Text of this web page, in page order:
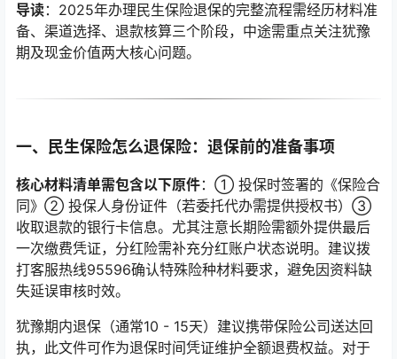
导读：2025年办理民生保险退保的完整流程需经历材料准
备、渠道选择、退款核算三个阶段，中途需重点关注犹豫
期及现金价值两大核心问题。
一、民生保险怎么退保险：退保前的准备事项
核心材料清单需包含以下原件：① 投保时签署的《保险合
同》② 投保人身份证件（若委托代办需提供授权书）③
收取退款的银行卡信息。尤其注意长期险需额外提供最后
一次缴费凭证，分红险需补充分红账户状态说明。建议拨
打客服热线95596确认特殊险种材料要求，避免因资料缺
失延误审核时效。
犹豫期内退保（通常10 - 15天）建议携带保险公司送达回
执，此文件可作为退保时间凭证维护全额退费权益。对于